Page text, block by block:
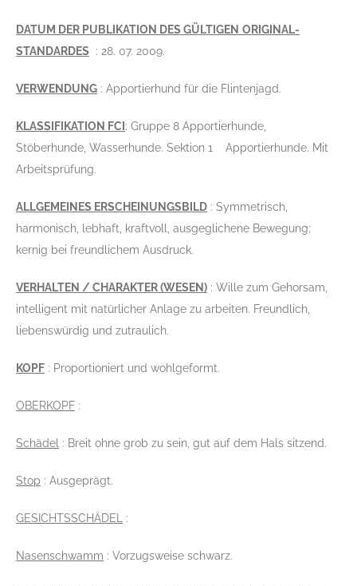
DATUM DER PUBLIKATION DES GÜLTIGEN ORIGINAL-
STANDARDES : 28. 07. 2009.
VERWENDUNG : Apportierhund für die Flintenjagd.
KLASSIFIKATION FCI : Gruppe 8 Apportierhunde,
Stöberhunde, Wasserhunde. Sektion 1 Apportierhunde. Mit
Arbeitsprüfung.
ALLGEMEINES ERSCHEINUNGSBILD : Symmetrisch,
harmonisch, lebhaft, kraftvoll, ausgeglichene Bewegung;
kernig bei freundlichem Ausdruck.
VERHALTEN / CHARAKTER (WESEN) : Wille zum Gehorsam,
intelligent mit natürlicher Anlage zu arbeiten. Freundlich,
liebenswürdig und zutraulich.
KOPF : Proportioniert und wohlgeformt.
OBERKOPF :
Schädel : Breit ohne grob zu sein, gut auf dem Hals sitzend.
Stop : Ausgeprägt.
GESICHTSSCHÄDEL :
Nasenschwamm : Vorzugsweise schwarz.